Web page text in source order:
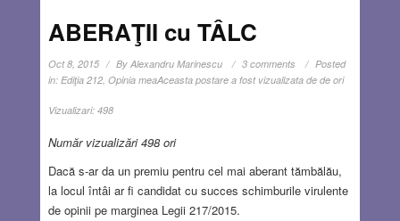
ABERAŢII cu TÂLC
Oct 8, 2015 By Alexandru Marinescu 3 comments
Posted
in: Ediţia 212, Opinia meaAceasta postare a fost vizualizata de de ori
Vizualizari: 498
Număr vizualizări 498 ori
Dacă s-ar da un premiu pentru cel mai aberant tămbălău,
la locul întâi ar fi candidat cu succes schimburile virulente
de opinii pe marginea Legii 217/2015.